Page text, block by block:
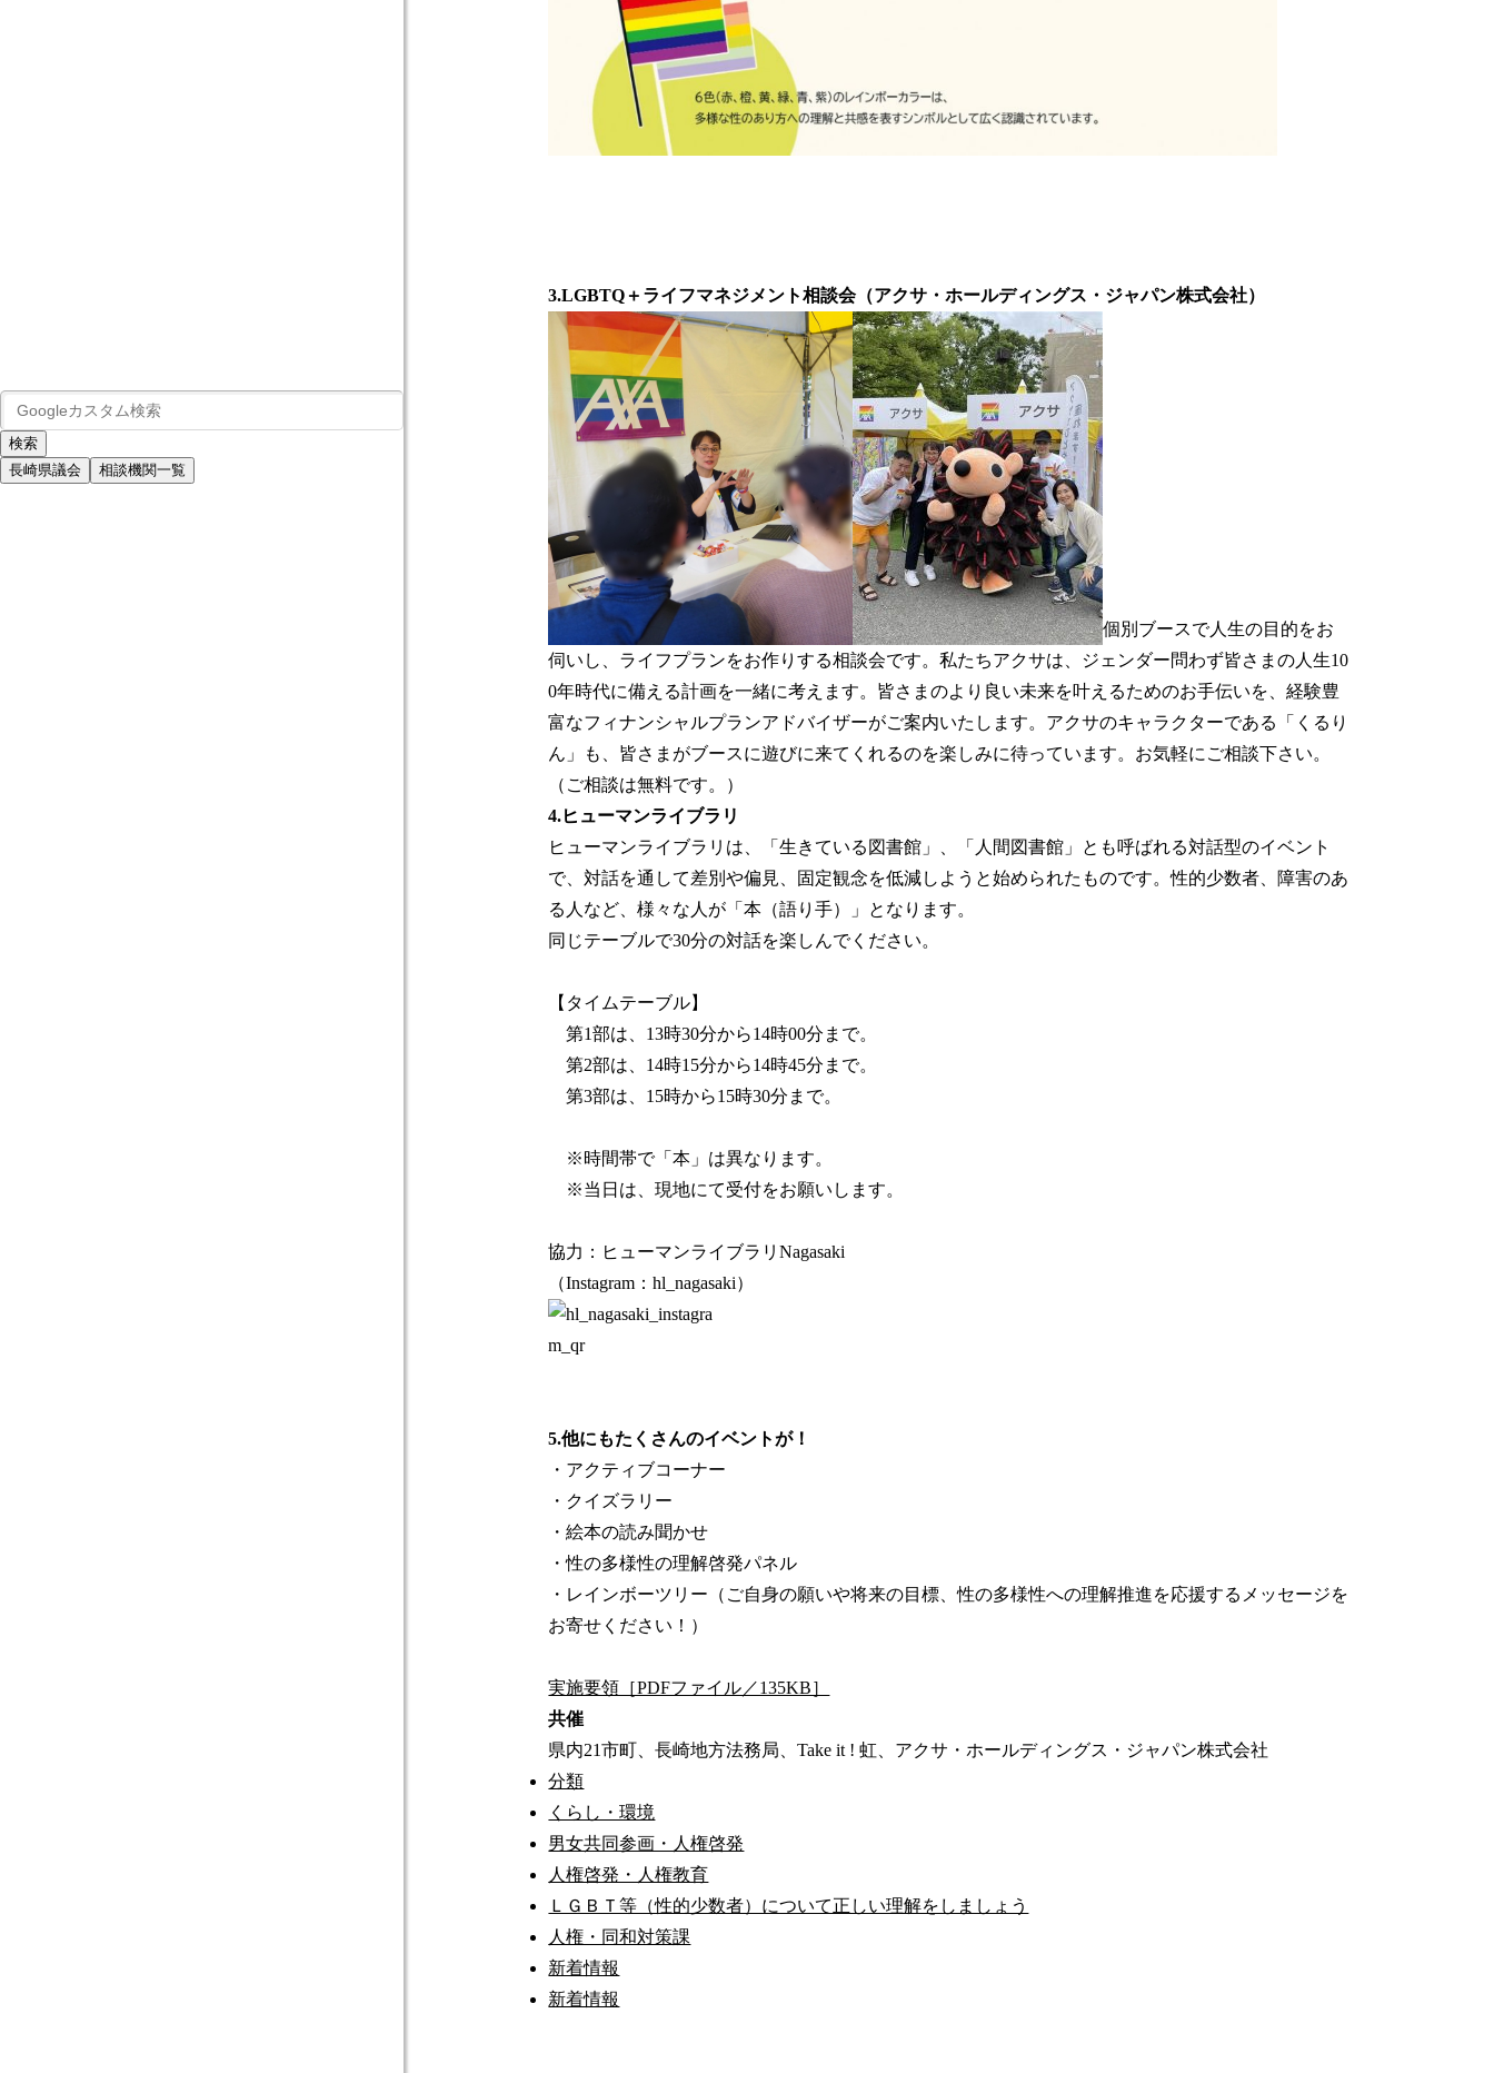
長崎県議会 相談機関一覧
3.LGBTQ＋ライフマネジメント相談会（アクサ・ホールディングス・ジャパン株式会社）
個別ブースで人生の目的をお
伺いし、ライフプランをお作りする相談会です。私たちアクサは、ジェンダー問わず皆さまの人生10
0年時代に備える計画を一緒に考えます。皆さまのより良い未来を叶えるためのお手伝いを、経験豊
富なフィナンシャルプランアドバイザーがご案内いたします。アクサのキャラクターである「くるり
ん」も、皆さまがブースに遊びに来てくれるのを楽しみに待っています。お気軽にご相談下さい。
（ご相談は無料です。）
4.ヒューマンライブラリ
ヒューマンライブラリは、「生きている図書館」、「人間図書館」とも呼ばれる対話型のイベント
で、対話を通して差別や偏見、固定観念を低減しようと始められたものです。性的少数者、障害のあ
る人など、様々な人が「本（語り手）」となります。
同じテーブルで30分の対話を楽しんでください。
【タイムテーブル】
第1部は、13時30分から14時00分まで。
第2部は、14時15分から14時45分まで。
第3部は、15時から15時30分まで。
※時間帯で「本」は異なります。
※当日は、現地にて受付をお願いします。
協力：ヒューマンライブラリNagasaki
（Instagram：hl_nagasaki）
5.他にもたくさんのイベントが！
・アクティブコーナー
・クイズラリー
・絵本の読み聞かせ
・性の多様性の理解啓発パネル
・レインボーツリー（ご自身の願いや将来の目標、性の多様性への理解推進を応援するメッセージを
お寄せください！）
実施要領［PDFファイル／135KB］
共催
県内21市町、長崎地方法務局、Take it ! 虹、アクサ・ホールディングス・ジャパン株式会社
分類
くらし・環境
男女共同参画・人権啓発
人権啓発・人権教育
ＬＧＢＴ等（性的少数者）について正しい理解をしましょう
人権・同和対策課
新着情報
新着情報